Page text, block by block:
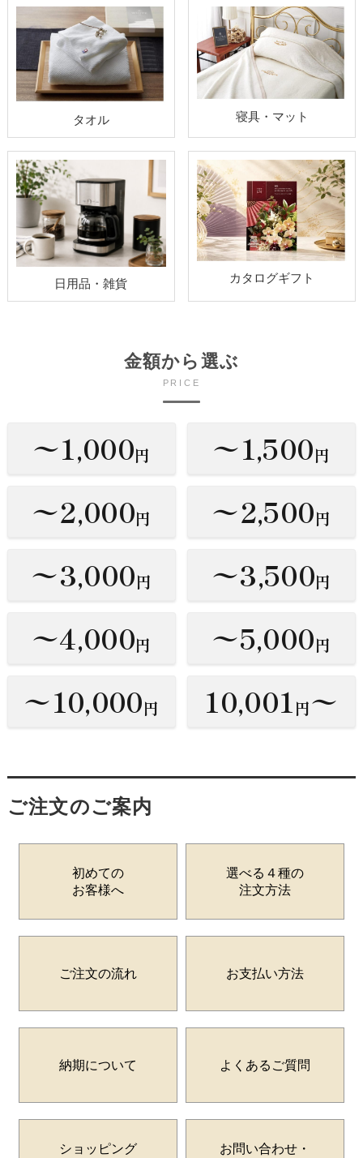
タオル 寝具・マット
日用品・雑貨 カタログギフト
金額から選ぶ
PRICE
〜1,000円 〜1,500円
〜2,000円 〜2,500円
〜3,000円 〜3,500円
〜4,000円 〜5,000円
〜10,000円 10,001円〜
ご注文のご案内
初めての
お客様へ
選べる４種の
注文方法
ご注文の流れ お支払い方法
納期について よくあるご質問
ショッピング お問い合わせ・